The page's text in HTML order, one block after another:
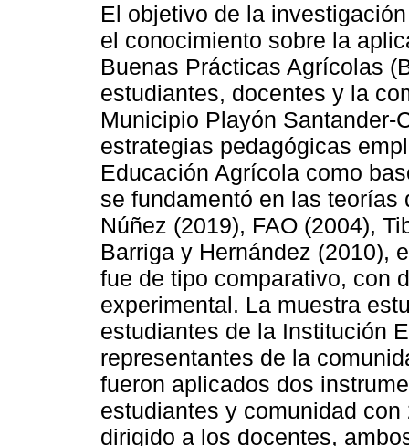
El objetivo de la
el conocimiento sobre la
Buenas Prácticas Agrícolas
estudiantes, docentes y la
Municipio Playón
estrategias pedagógicas
Educación Agrícola como
se fundamentó en las teorías
Núñez (2019), FAO (2004),
Barriga y Hernández (2010),
fue de tipo comparativo, con
experimental. La muestra
estudiantes de la Institución
representantes de la
fueron aplicados dos
estudiantes y comunidad
dirigido a los docentes,